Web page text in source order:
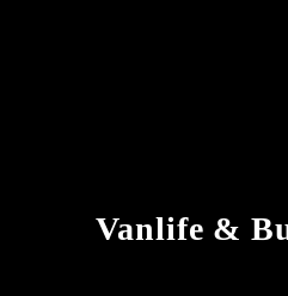
Vanlife &